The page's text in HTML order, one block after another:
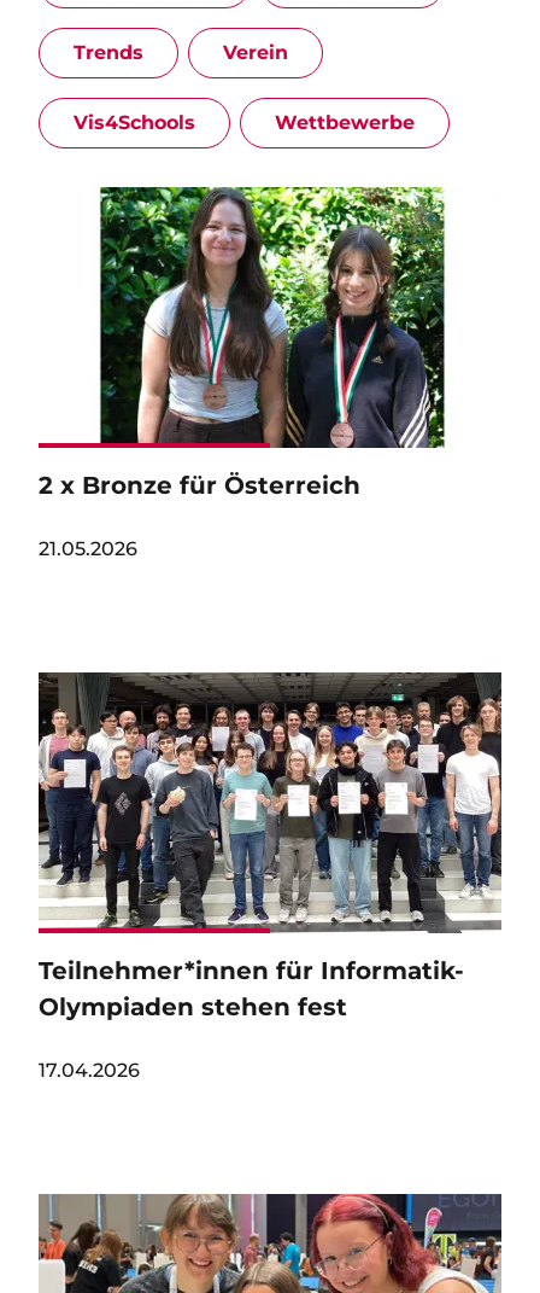
Trends Verein
Vis4Schools Wettbewerbe
Image
2 x Bronze für Österreich
21.05.2026
Image
Teilnehmer*innen für Informatik-
Olympiaden stehen fest
17.04.2026
Image